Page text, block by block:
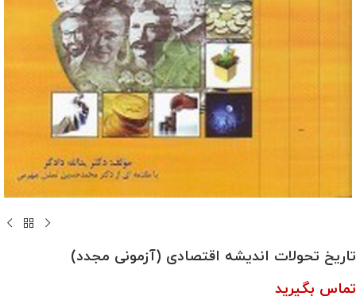
تاریخ تحولات اندیشه اقتصادی (آزمونی مجدد)
تماس بگیرید